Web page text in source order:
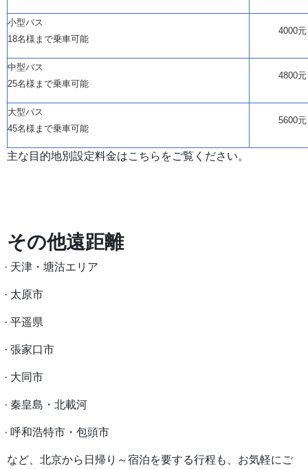
小型バス
18名様まで乗車可能
4000元
中型バス
25名様まで乗車可能
4800元
大型バス
45名様まで乗車可能
5600元
主な目的地別設定料金はこちらをご覧ください。
その他遠距離
· 天津・塘沽エリア
· 太原市
· 平遥県
· 張家口市
· 大同市
· 秦皇島・北載河
· 呼和浩特市・包頭市
など、北京から日帰り～宿泊を要する行程も、お気軽にご